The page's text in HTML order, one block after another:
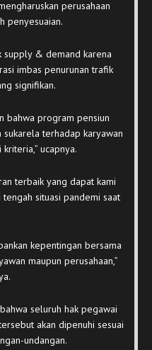
perusahaan
penyesuaian.
supply & demand karena
imbas penurunan trafik
signifikan.
bahwa program pensiun
terhadap karyawan
ucapnya.
terbaik yang dapat kami
situasi pandemi saat
kepentingan bersama
maupun perusahaan,”
seluruh hak pegawai
akan dipenuhi sesuai
undangan.